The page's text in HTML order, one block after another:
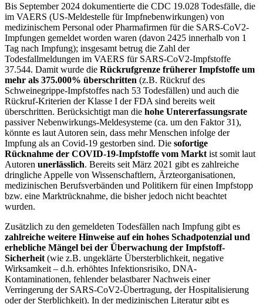
Bis September 2024 dokumentierte die CDC 19.028 Todesfälle, die
im VAERS (US-Meldestelle für Impfnebenwirkungen) von
medizinischem Personal oder Pharmafirmen für die SARS-CoV2-
Impfungen gemeldet worden waren (davon 2425 innerhalb von 1
Tag nach Impfung); insgesamt betrug die Zahl der
Todesfallmeldungen im VAERS für SARS-CoV2-Impfstoffe
37.544. Damit wurde die Rückrufgrenze früherer Impfstoffe um
mehr als 375.000% überschritten (z.B. Rückruf des
Schweinegrippe-Impfstoffes nach 53 Todesfällen) und auch die
Rückruf-Kriterien der Klasse I der FDA sind bereits weit
überschritten. Berücksichtigt man die hohe Untererfassungsrate
passiver Nebenwirkungs-Meldesysteme (ca. um den Faktor 31),
könnte es laut Autoren sein, dass mehr Menschen infolge der
Impfung als an Covid-19 gestorben sind. Die sofortige
Rücknahme der COVID-19-Impfstoffe vom Markt ist somit laut
Autoren unerlässlich. Bereits seit März 2021 gibt es zahlreiche
dringliche Appelle von Wissenschaftlern, Ärzteorganisationen,
medizinischen Berufsverbänden und Politikern für einen Impfstopp
bzw. eine Marktrücknahme, die bisher jedoch nicht beachtet
wurden.
Zusätzlich zu den gemeldeten Todesfällen nach Impfung gibt es
zahlreiche weitere Hinweise auf ein hohes Schadpotenzial und
erhebliche Mängel bei der Überwachung der Impfstoff-
Sicherheit (wie z.B. ungeklärte Übersterblichkeit, negative
Wirksamkeit – d.h. erhöhtes Infektionsrisiko, DNA-
Kontaminationen, fehlender belastbarer Nachweis einer
Verringerung der SARS-CoV2-Übertragung, der Hospitalisierung
oder der Sterblichkeit). In der medizinischen Literatur gibt es